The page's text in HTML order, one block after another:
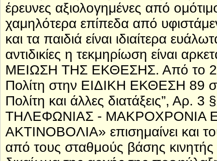
έρευνες αξιολογημένες από
χαμηλότερα επίπεδα από
και τα παιδιά είναι ιδιαίτερα
αντιδικίες η τεκμηρίωση είναι
ΜΕΙΩΣΗ ΤΗΣ ΕΚΘΕΣΗΣ. Από το
Πολίτη στην ΕΙΔΙΚΗ ΕΚΘΕΣΗ 89
Πολίτη και άλλες διατάξεις”,
ΤΗΛΕΦΩΝΙΑΣ - ΜΑΚΡΟΧΡΟΝΙΑ
ΑΚΤΙΝΟΒΟΛΙΑ» επισημαίνει και
από τους σταθμούς βάσης κινητής